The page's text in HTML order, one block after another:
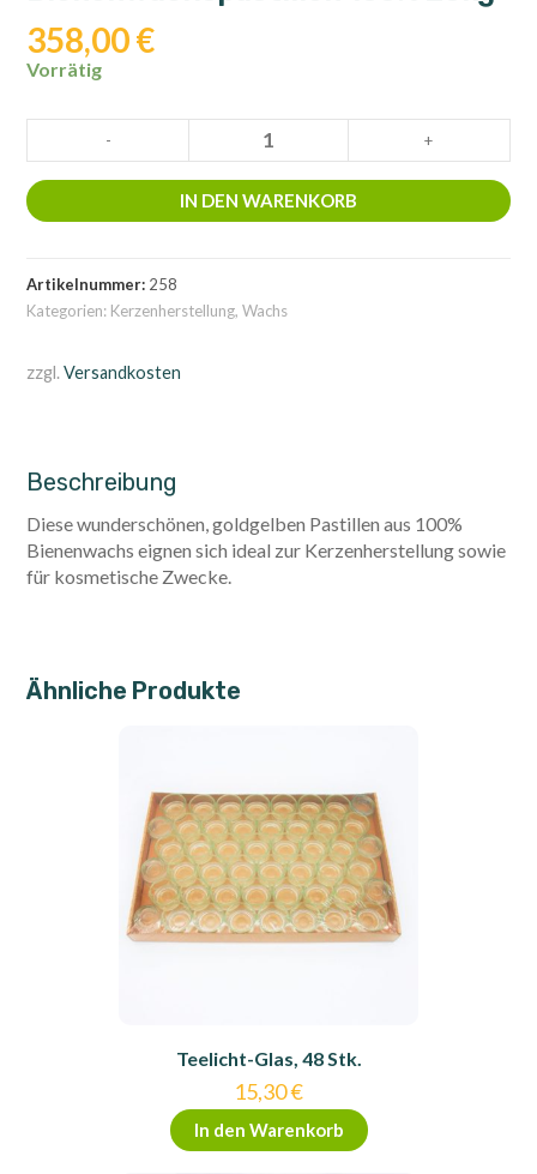
358,00€
Vorrätig
100%
20kg
Menge
- +
IN DEN WARENKORB
Artikelnummer: 258
Kategorien: Kerzenherstellung,Wachs
zzgl.Versandkosten
Beschreibung
Diese wunderschönen, goldgelben Pastillen aus 100%
Bienenwachs eignen sich ideal zur Kerzenherstellung sowie
für kosmetische Zwecke.
Ähnliche Produkte
Teelicht-Glas, 48 Stk.
15,30€
In den Warenkorb